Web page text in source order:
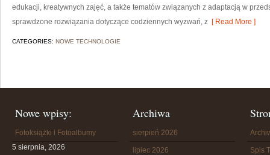
edukacji, kreatywnych zajęć, a także tematów związanych z adaptacją w
sprawdzone rozwiązania dotyczące codziennych wyzwań, z [ Read More ]
CATEGORIES: NOWE TECHNOLOGIE
Nowe wpisy:
Fotoksiążki i Fotoalbumy
5 sierpnia, 2026
Archiwa
sierpień 2026
lipiec 2026 Spis